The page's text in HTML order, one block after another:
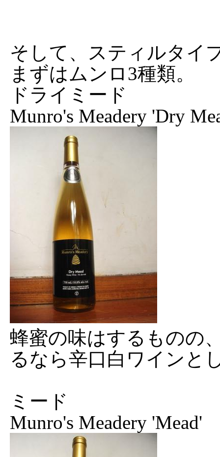
そして、スティルタイ
まずはムンロ3種類。
ドライミード
Munro's Meadery 'Dry
蜂蜜の味はするものの
るなら辛口白ワインと
ミード
Munro's Meadery 'Mead'